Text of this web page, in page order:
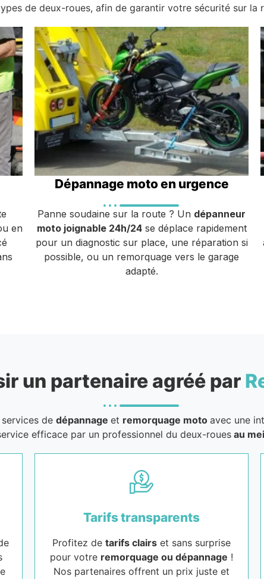
de deux-roues, afin de garantir votre sécurité sur la
en
Dépannage moto en urgence
Panne soudaine sur la route ? Un dépanneur
moto joignable 24h/24se déplace rapidement
pour un diagnostic sur place, une réparation si
possible, ou un remorquage vers le garage
adapté.
un partenaire agréé par
de dépannage et remorquage moto avec une
efficace par un professionnel du deux-rouesau
Tarifs transparents
Profitez de tarifs clairs et sans surprise
pour votre remorquage ou dépannage !
Nos partenaires offrent un prix juste et